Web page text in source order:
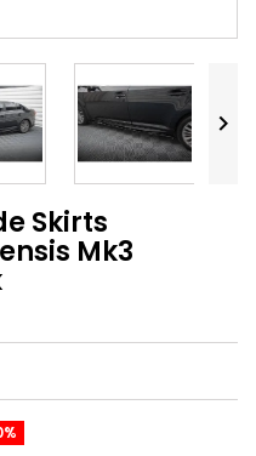

Skirts
Mk3